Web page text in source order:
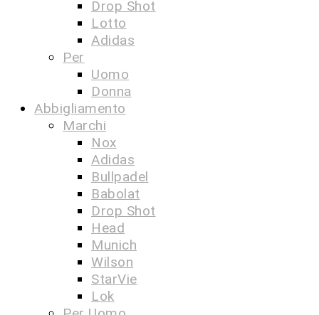
Drop Shot
Lotto
Adidas
Per
Uomo
Donna
Abbigliamento
Marchi
Nox
Adidas
Bullpadel
Babolat
Drop Shot
Head
Munich
Wilson
StarVie
Lok